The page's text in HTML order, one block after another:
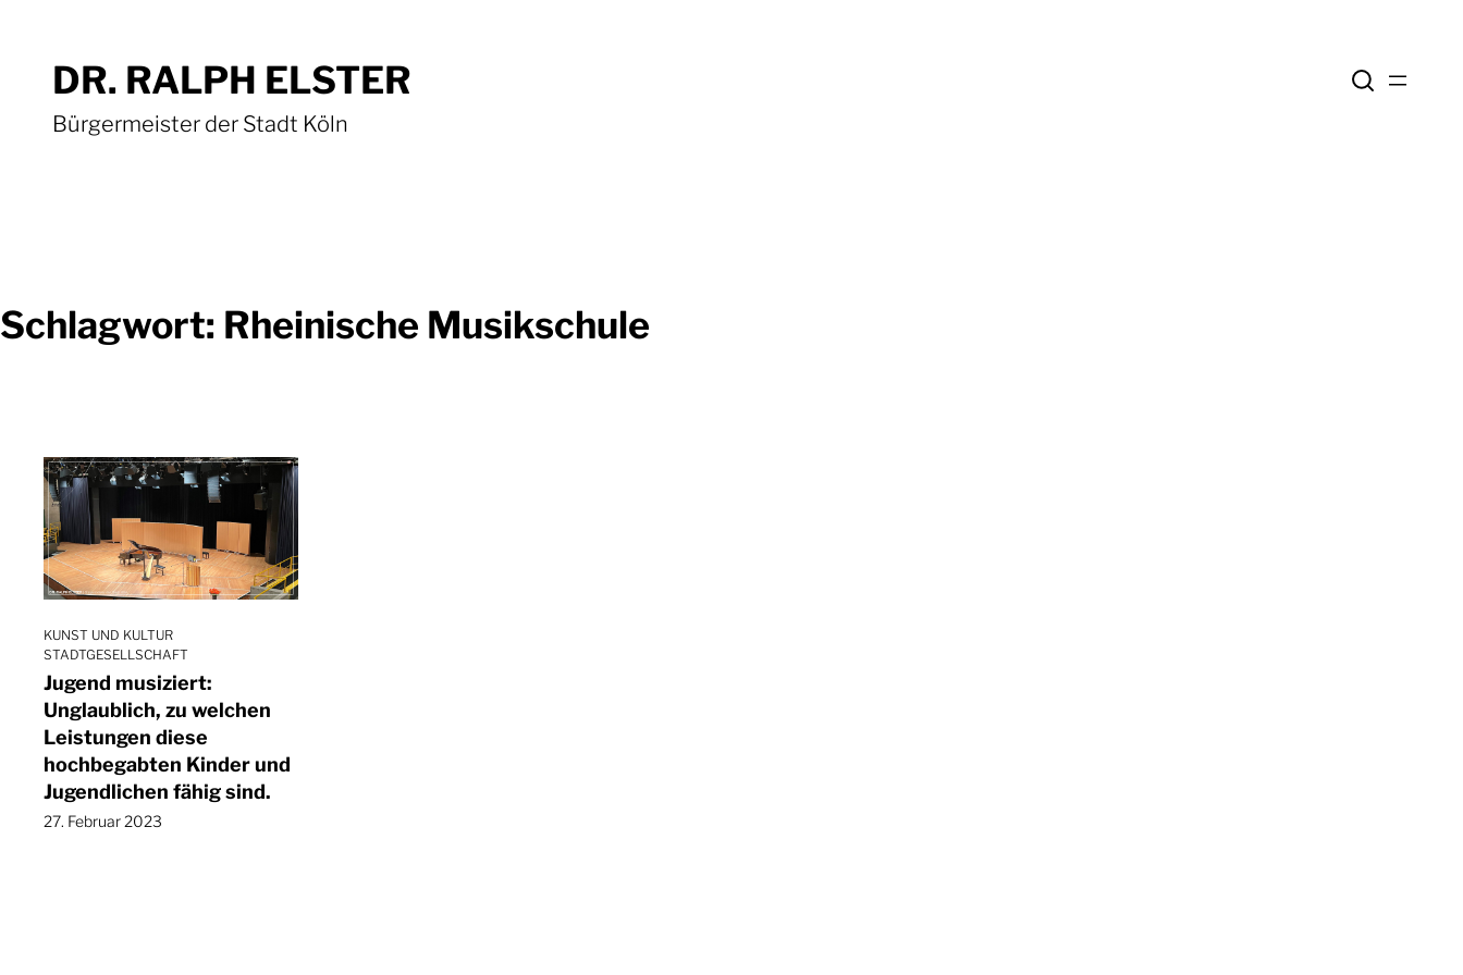
springenDR. RALPH ELSTER
Bürgermeister der Stadt Köln
Schlagwort: Rheinische Musikschule
KUNST UND KULTUR
STADTGESELLSCHAFT
Jugend musiziert:
Unglaublich, zu welchen
Leistungen diese
hochbegabten Kinder und
Jugendlichen fähig sind.
27. Februar 2023